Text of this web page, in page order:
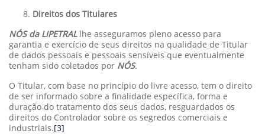
Direitos dos Titulares
NÓS da LIPETRAL lhe asseguramos pleno acesso para
garantia e exercício de seus direitos na qualidade de Titular
de dados pessoais e pessoais sensíveis que eventualmente
tenham sido coletados por NÓS.
O Titular, com base no princípio do livre acesso, tem o direito
de ser informado sobre a finalidade específica, forma e
duração do tratamento dos seus dados, resguardados os
direitos do Controlador sobre os segredos comerciais e
industriais.[3]